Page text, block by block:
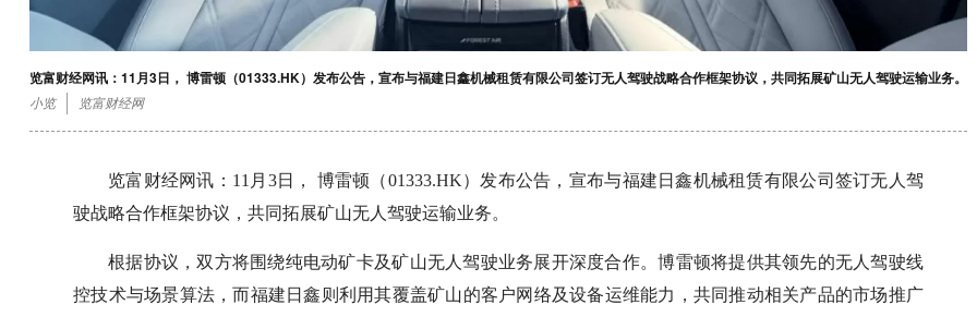
览富财经网讯：11月3日， 博雷顿（01333.HK）发布公告，宣布与福建日鑫机械租赁有限公司签订无人驾驶战略合作框架协议，共同拓展矿山无人驾驶运输业务。
小览 览富财经网
览富财经网讯：11月3日， 博雷顿（01333.HK）发布公告，宣布与福建日鑫机械租赁有限公司签订无人驾
驶战略合作框架协议，共同拓展矿山无人驾驶运输业务。
根据协议，双方将围绕纯电动矿卡及矿山无人驾驶业务展开深度合作。博雷顿将提供其领先的无人驾驶线
控技术与场景算法，而福建日鑫则利用其覆盖矿山的客户网络及设备运维能力，共同推动相关产品的市场推广